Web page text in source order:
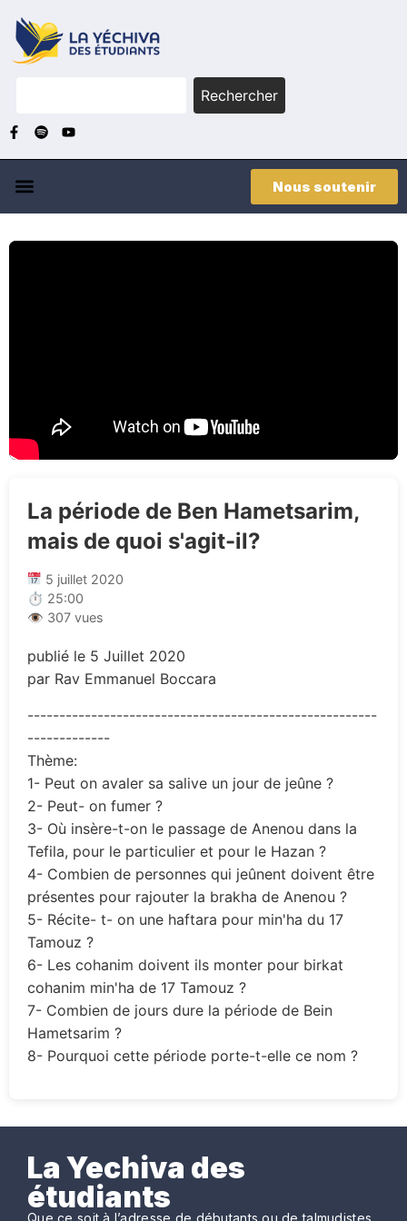
Rechercher
Nous soutenir
La période de Ben Hametsarim,
mais de quoi s'agit-il?
5 juillet 2020
⏱ 25:00
👁 307 vues
publié le 5 Juillet 2020
par Rav Emmanuel Boccara
-------------------------------------------------------
-------------
Thème:
1- Peut on avaler sa salive un jour de jeûne ?
2- Peut- on fumer ?
3- Où insère-t-on le passage de Anenou dans la
Tefila, pour le particulier et pour le Hazan ?
4- Combien de personnes qui jeûnent doivent être
présentes pour rajouter la brakha de Anenou ?
5- Récite- t- on une haftara pour min'ha du 17
Tamouz ?
6- Les cohanim doivent ils monter pour birkat
cohanim min'ha de 17 Tamouz ?
7- Combien de jours dure la période de Bein
Hametsarim ?
8- Pourquoi cette période porte-t-elle ce nom ?
La Yechiva des
étudiants
Que ce soit à l’adresse de débutants ou de talmudistes